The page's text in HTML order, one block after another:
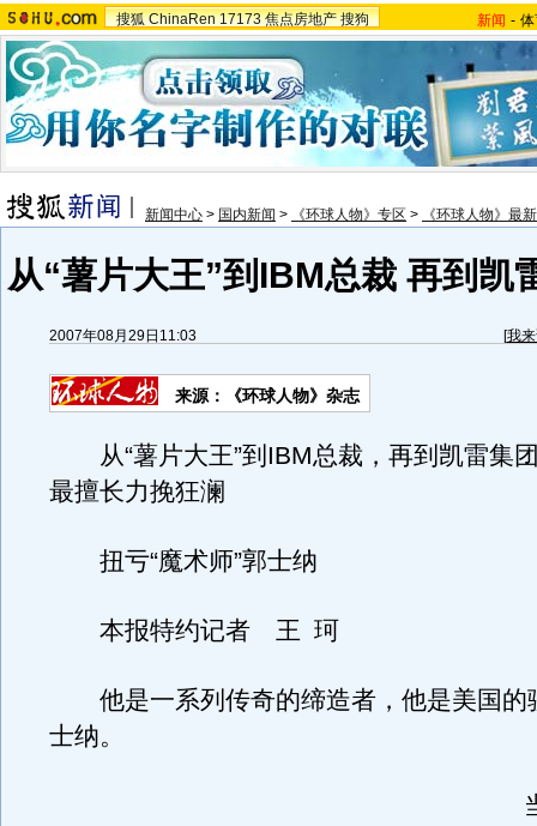
搜狐 ChinaRen 17173 焦点房地产 搜狗 新闻 -
新闻中心 > 国内新闻 > 《环球人物》专区 > 《环球人物》最新
从“薯片大王”到IBM总裁 再到凯
2007年08月29日11:03 [我
来源：《环球人物》杂志
从“薯片大王”到IBM总裁，再到凯雷集
最擅长力挽狂澜
扭亏“魔术师”郭士纳
本报特约记者 王 珂
他是一系列传奇的缔造者，他是美国的
士纳。
当